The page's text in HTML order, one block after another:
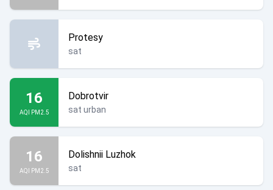
Protesy
sat
16
AQI PM2.5
Dobrotvir
sat urban
16
AQI PM2.5
Dolishnii Luzhok
sat